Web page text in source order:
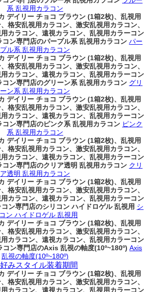
系 乱視用カラコン
デイリー チョコ ブラウン (1箱2枚)、乱視用
格安乱視用カラコン、激安乱視用カラコン、
カラコン、遠視カラコン、乱視用カラーコン
ン専門店のパープル系 乱視用カラコン パー
プル系 乱視用カラコン
デイリー チョコ ブラウン (1箱2枚)、乱視用
格安乱視用カラコン、激安乱視用カラコン、
カラコン、遠視カラコン、乱視用カラーコン
ン専門店のグリーン系 乱視用カラコン グリ
ーン系 乱視用カラコン
デイリー チョコ ブラウン (1箱2枚)、乱視用
格安乱視用カラコン、激安乱視用カラコン、
カラコン、遠視カラコン、乱視用カラーコン
ン専門店のピンク系 乱視用カラコン ピンク
系 乱視用カラコン
デイリー チョコ ブラウン (1箱2枚)、乱視用
格安乱視用カラコン、激安乱視用カラコン、
カラコン、遠視カラコン、乱視用カラーコン
ン専門店のクリア透明 乱視用カラコン クリ
ア透明 乱視用カラコン
デイリー チョコ ブラウン (1箱2枚)、乱視用
格安乱視用カラコン、激安乱視用カラコン、
カラコン、遠視カラコン、乱視用カラーコン
ン専門店のシリコン ハイドロゲル 乱視用 シ
ン ハイドロゲル 乱視用
デイリー チョコ ブラウン (1箱2枚)、乱視用
格安乱視用カラコン、激安乱視用カラコン、
カラコン、遠視カラコン、乱視用カラーコン
コン専門店のAxis 乱視の軸度(10º~180º) Axis
乱視の軸度(10º~180º)
みスタイル装着期間
デイリー チョコ ブラウン (1箱2枚)、乱視用
格安乱視用カラコン、激安乱視用カラコン、
カラコン、遠視カラコン、乱視用カラーコン